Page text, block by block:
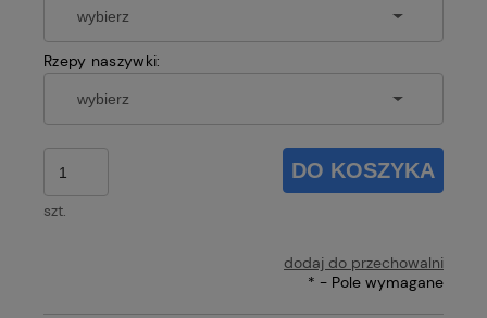
Rzepy naszywki:
szt.
DO KOSZYKA
dodaj do przechowalni
* - Pole wymagane